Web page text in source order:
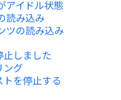
アイドル状態
読み込み
ツの読み込み
止しました
ング
トを停止する